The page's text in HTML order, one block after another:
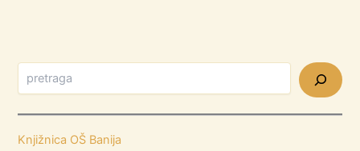
Knjižnica OŠ Banija